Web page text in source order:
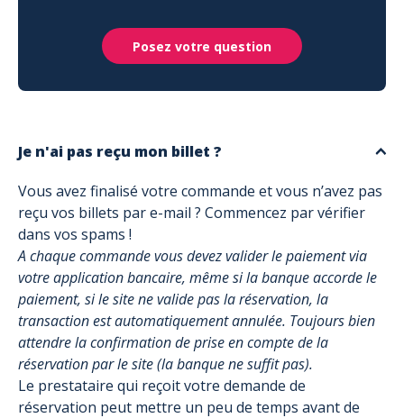
Posez votre question
Je n'ai pas reçu mon billet ?
Vous avez finalisé votre commande et vous n’avez pas
reçu vos billets par e-mail ? Commencez par vérifier
dans vos spams !
A chaque commande vous devez valider le paiement via
votre application bancaire, même si la banque accorde le
paiement, si le site ne valide pas la réservation, la
transaction est automatiquement annulée. Toujours bien
attendre la confirmation de prise en compte de la
réservation par le site (la banque ne suffit pas).
Le prestataire qui reçoit votre demande de
réservation peut mettre un peu de temps avant de